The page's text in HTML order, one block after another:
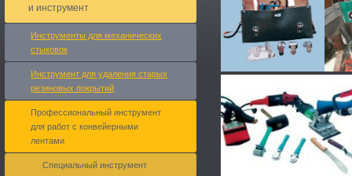
и инструмент
Инструменты для механических
стыковок
Инструмент для удаления старых
резиновых покрытий
Профессиональный инструмент
для работ с конвейерными
лентами
Специальный инструмент